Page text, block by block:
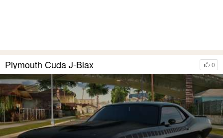
0
Plymouth Cuda J-Blax